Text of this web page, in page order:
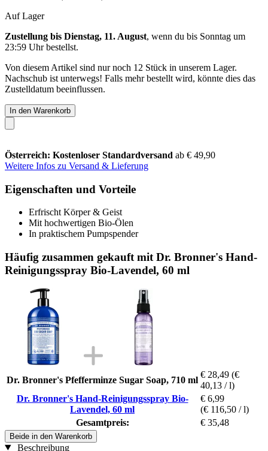
Auf Lager
Zustellung bis Dienstag, 11. August, wenn du bis Sonntag um
23:59 Uhrbestellst.
Von diesem Artikel sind nur noch 12 Stück in unserem Lager.
Nachschub ist unterwegs! Falls mehr bestellt wird, könnte dies das
Zustelldatum beeinflussen.
In den Warenkorb
Österreich: Kostenloser Standardversand ab € 49,90
Weitere Infos zu Versand & Lieferung
Eigenschaften und Vorteile
Erfrischt Körper & Geist
Mit hochwertigen Bio-Ölen
In praktischem Pumpspender
Häufig zusammen gekauft mit Dr. Bronner's Hand-
Reinigungsspray Bio-Lavendel, 60 ml
Dr. Bronner's Pfefferminze Sugar Soap, 710 ml
€ 28,49 (€
40,13 / l)
Dr. Bronner's Hand-Reinigungsspray Bio-
Lavendel, 60 ml
€ 6,99
(€ 116,50 / l)
Gesamtpreis:
€ 35,48
Beide in den Warenkorb
Beschreibung